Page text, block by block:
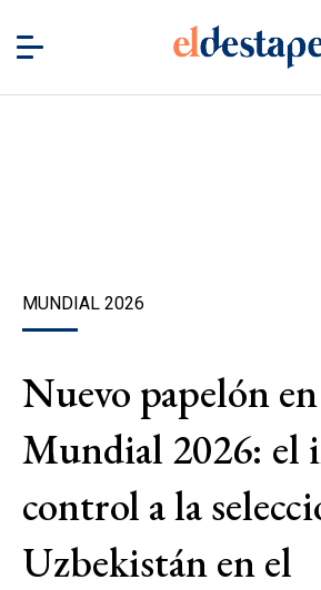
MUNDIAL 2026
Nuevo papelón
Mundial 2026: el
control a la
Uzbekistán en el